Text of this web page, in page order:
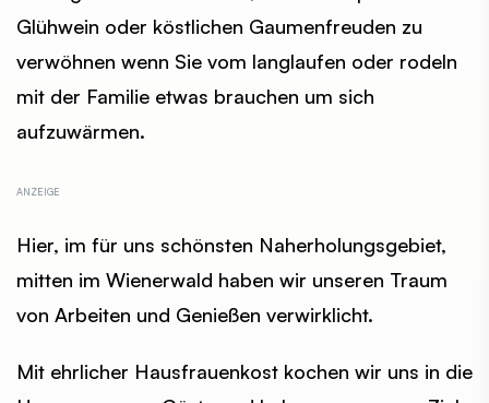
Glühwein oder köstlichen Gaumenfreuden zu
verwöhnen wenn Sie vom langlaufen oder rodeln
mit der Familie etwas brauchen um sich
aufzuwärmen.
Hier, im für uns schönsten Naherholungsgebiet,
mitten im Wienerwald haben wir unseren Traum
von Arbeiten und Genießen verwirklicht.
Mit ehrlicher Hausfrauenkost kochen wir uns in die